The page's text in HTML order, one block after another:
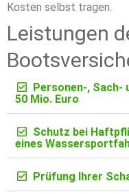
Kosten selbst tragen.
Leistungen
Personen-, Sach-
50 Mio. Euro
Schutz bei
eines
Prüfung Ihrer